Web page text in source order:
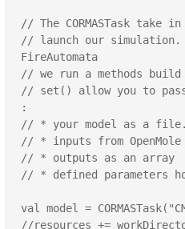
// The CORMASTask take
// launch our simulation.
FireAutomata
// we run a methods build
// set() allow you to
:
// * your model as a
// * inputs from
// * outputs as an array
// * defined parameters
val model =
//resources +=